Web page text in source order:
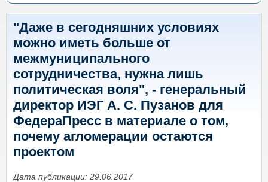
"Даже в сегодняшних условиях
можно иметь больше от
межмуниципального
сотрудничества, нужна лишь
политическая воля", - генеральный
директор ИЭГ А. С. Пузанов для
ФедераПресс в материале о том,
почему агломерации остаются
проектом
Дата публикации: 29.06.2017